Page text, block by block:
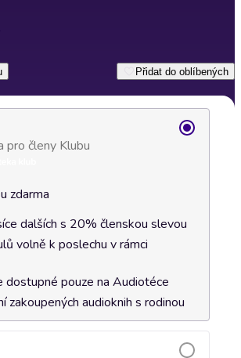
Přidat do oblíbených
pro členy Klubu
zdarma
dalších s 20% členskou slevou
volně k poslechu v rámci
dostupné pouze na Audiotéce
zakoupených audioknih s rodinou